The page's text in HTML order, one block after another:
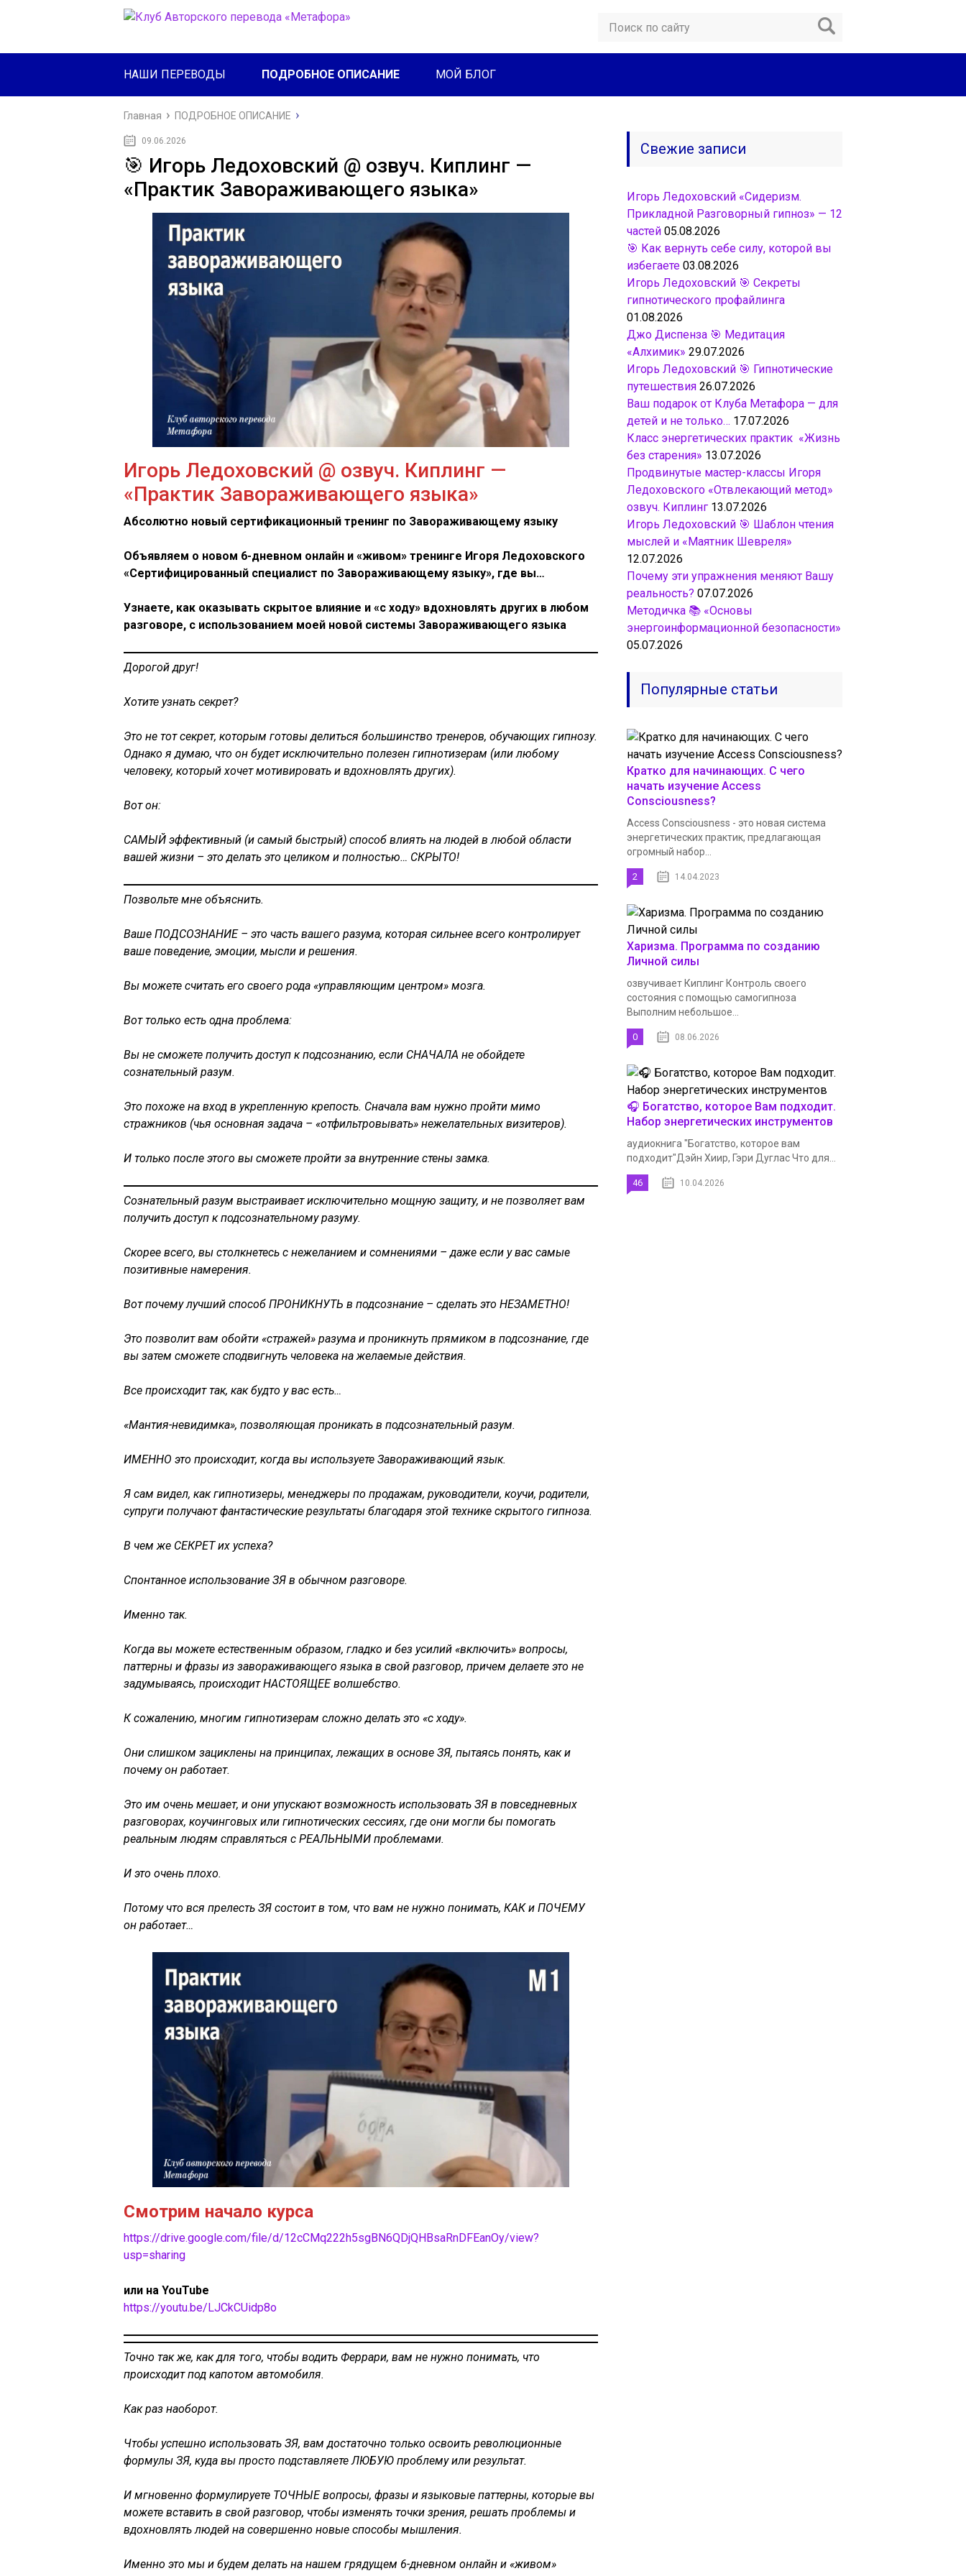
НАШИ ПЕРЕВОДЫ ПОДРОБНОЕ ОПИСАНИЕ МОЙ БЛОГ
Главная ПОДРОБНОЕ ОПИСАНИЕ
09.06.2026
🎯 Игорь Ледоховский @ озвуч. Киплинг —
«Практик Завораживающего языка»
Игорь Ледоховский @ озвуч. Киплинг —
«Практик Завораживающего языка»
Абсолютно новый сертификационный тренинг по Завораживающему языку
Объявляем о новом 6-дневном онлайн и «живом» тренинге Игоря Ледоховского
«Сертифицированный специалист по Завораживающему языку», где вы…
Узнаете, как оказывать скрытое влияние и «с ходу» вдохновлять других в любом
разговоре, с использованием моей новой системы Завораживающего языка
Дорогой друг!
Хотите узнать секрет?
Это не тот секрет, которым готовы делиться большинство тренеров, обучающих гипнозу.
Однако я думаю, что он будет исключительно полезен гипнотизерам (или любому
человеку, который хочет мотивировать и вдохновлять других).
Вот он:
САМЫЙ эффективный (и самый быстрый) способ влиять на людей в любой области
вашей жизни – это делать это целиком и полностью… СКРЫТО!
Позвольте мне объяснить.
Ваше ПОДСОЗНАНИЕ – это часть вашего разума, которая сильнее всего контролирует
ваше поведение, эмоции, мысли и решения.
Вы можете считать его своего рода «управляющим центром» мозга.
Вот только есть одна проблема:
Вы не сможете получить доступ к подсознанию, если СНАЧАЛА не обойдете
сознательный разум.
Это похоже на вход в укрепленную крепость. Сначала вам нужно пройти мимо
стражников (чья основная задача – «отфильтровывать» нежелательных визитеров).
И только после этого вы сможете пройти за внутренние стены замка.
Сознательный разум выстраивает исключительно мощную защиту, и не позволяет вам
получить доступ к подсознательному разуму.
Скорее всего, вы столкнетесь с нежеланием и сомнениями – даже если у вас самые
позитивные намерения.
Вот почему лучший способ ПРОНИКНУТЬ в подсознание – сделать это НЕЗАМЕТНО!
Это позволит вам обойти «стражей» разума и проникнуть прямиком в подсознание, где
вы затем сможете сподвигнуть человека на желаемые действия.
Все происходит так, как будто у вас есть…
«Мантия-невидимка», позволяющая проникать в подсознательный разум.
ИМЕННО это происходит, когда вы используете Завораживающий язык.
Я сам видел, как гипнотизеры, менеджеры по продажам, руководители, коучи, родители,
супруги получают фантастические результаты благодаря этой технике скрытого гипноза.
В чем же СЕКРЕТ их успеха?
Спонтанное использование ЗЯ в обычном разговоре.
Именно так.
Когда вы можете естественным образом, гладко и без усилий «включить» вопросы,
паттерны и фразы из завораживающего языка в свой разговор, причем делаете это не
задумываясь, происходит НАСТОЯЩЕЕ волшебство.
К сожалению, многим гипнотизерам сложно делать это «с ходу».
Они слишком зациклены на принципах, лежащих в основе ЗЯ, пытаясь понять, как и
почему он работает.
Это им очень мешает, и они упускают возможность использовать ЗЯ в повседневных
разговорах, коучинговых или гипнотических сессиях, где они могли бы помогать
реальным людям справляться с РЕАЛЬНЫМИ проблемами.
И это очень плохо.
Потому что вся прелесть ЗЯ состоит в том, что вам не нужно понимать, КАК и ПОЧЕМУ
он работает…
Смотрим начало курса
https://drive.google.com/file/d/12cCMq222h5sgBN6QDjQHBsaRnDFEanOy/view?
usp=sharing
или на YouTube
https://youtu.be/LJCkCUidp8o
Точно так же, как для того, чтобы водить Феррари, вам не нужно понимать, что
происходит под капотом автомобиля.
Как раз наоборот.
Чтобы успешно использовать ЗЯ, вам достаточно только освоить революционные
формулы ЗЯ, куда вы просто подставляете ЛЮБУЮ проблему или результат.
И мгновенно формулируете ТОЧНЫЕ вопросы, фразы и языковые паттерны, которые вы
можете вставить в свой разговор, чтобы изменять точки зрения, решать проблемы и
вдохновлять людей на совершенно новые способы мышления.
Именно это мы и будем делать на нашем грядущем 6-дневном онлайн и «живом»
Свежие записи
Игорь Ледоховский «Сидеризм.
Прикладной Разговорный гипноз» — 12
частей 05.08.2026
🎯 Как вернуть себе силу, которой вы
избегаете 03.08.2026
Игорь Ледоховский 🎯 Секреты
гипнотического профайлинга
01.08.2026
Джо Диспенза 🎯 Медитация
«Алхимик» 29.07.2026
Игорь Ледоховский 🎯 Гипнотические
путешествия 26.07.2026
Ваш подарок от Клуба Метафора — для
детей и не только… 17.07.2026
Класс энергетических практик «Жизнь
без старения» 13.07.2026
Продвинутые мастер-классы Игоря
Ледоховского «Отвлекающий метод»
озвуч. Киплинг 13.07.2026
Игорь Ледоховский 🎯 Шаблон чтения
мыслей и «Маятник Шевреля»
12.07.2026
Почему эти упражнения меняют Вашу
реальность? 07.07.2026
Методичка 📚 «Основы
энергоинформационной безопасности»
05.07.2026
Популярные статьи
Кратко для начинающих. С чего
начать изучение Access
Consciousness?
Access Consciousness - это новая система
энергетических практик, предлагающая
огромный набор...
2 14.04.2023
Харизма. Программа по созданию
Личной силы
озвучивает Киплинг Контроль своего
состояния с помощью самогипноза
Выполним небольшое...
0 08.06.2026
🎧 Богатство, которое Вам подходит.
Набор энергетических инструментов
аудиокнига "Богатство, которое вам
подходит"Дэйн Хиир, Гэри Дуглас Что для...
46 10.04.2026